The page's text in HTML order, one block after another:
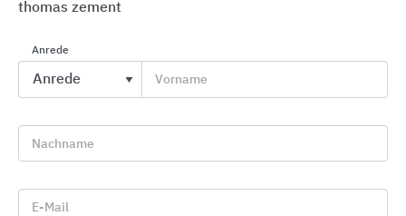
DELTA® Bahnen für Schutz, Dränage und Abdichtung
Dörken
thomas zement
Anrede
Vorname
Nachname
E-Mail